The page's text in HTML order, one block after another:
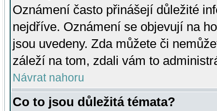
Oznámení často přinášejí důležité
nejdříve. Oznámení se objevují na
jsou uvedeny. Zda můžete či
záleží na tom, zdali vám to
Návrat nahoru
Co to jsou důležitá témata?